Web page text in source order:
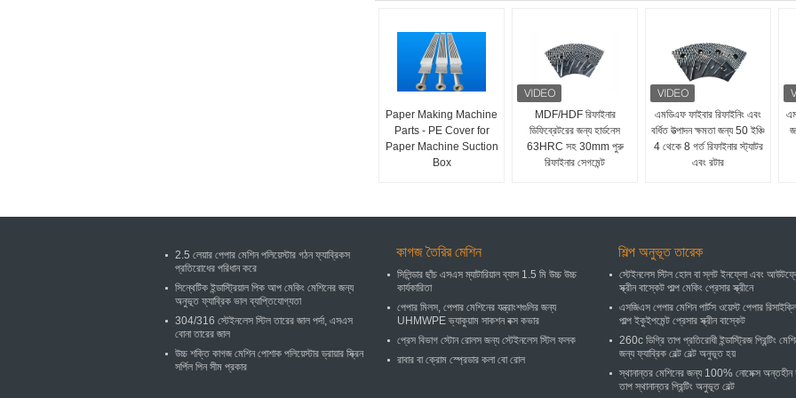
Paper Making Machine
Parts - PE Cover for
Paper Machine Suction
Box
MDF/HDF রিফাইনার
ডিফিব্রেটরের জন্য হার্ডনেস
63HRC সহ 30mm পুরু
রিফাইনার সেগমেন্ট
এমডিএফ ফাইবার রিফাইনিং এবং
বর্ধিত উত্পাদন ক্ষমতা জন্য 50 ইঞ্চি
4 থেকে 8 গর্ত রিফাইনার স্ট্যাটর
এবং রটার
2.5 লেয়ার পেপার মেশিন পলিয়েস্টার গঠন ফ্যাব্রিকস
প্রতিরোধের পরিধান করে
সিন্থেটিক ইন্ডাস্ট্রিয়াল পিক আপ মেকিং মেশিনের জন্য
অনুভূত ফ্যাব্রিক ভাল ব্যাপ্তিযোগ্যতা
304/316 স্টেইনলেস স্টিল তারের জাল পর্দা, এসএস
বোনা তারের জাল
উচ্চ শক্তি কাগজ মেশিন পোশাক পলিয়েস্টার ড্রায়ার স্ক্রিন
সর্পিল পিন সীম প্রকার
কাগজ তৈরির মেশিন
সিলিন্ডার ছাঁচ এসএস ম্যাটারিয়াল ব্যাস 1.5 মি উচ্চ উচ্চ
কার্যকারিতা
পেপার মিলস, পেপার মেশিনের যন্ত্রাংশগুলির জন্য
UHMWPE ভ্যাকুয়াম সাকশন বক্স কভার
প্রেস বিভাগ স্টোন রোলস জন্য স্টেইনলেস স্টিল ফলক
রাবার বা ক্রোম স্প্রেডার কলা বো রোল
শিল্প অনুভূত তারেক
স্টেইনলেস স্টিল হোল বা স্লট ইনফ্লো এবং
স্ক্রীন বাস্কেট পাল্প মেকিং প্রেসার স্ক্রীনে
এসজিএস পেপার মেশিন পার্টস ওয়েস্ট পেপার
পাল্প ইকুইপমেন্ট প্রেসার স্ক্রীন বাস্কেট
260c ডিগ্রি তাপ প্রতিরোধী ইন্ডাস্ট্রিজ প্রিন্টিং
জন্য ফ্যাব্রিক বেল্ট বেল্ট অনুভূত হয়
স্থানান্তর মেশিনের জন্য 100% নোমেক্স অন্তহীন
তাপ স্থানান্তর প্রিন্টিং অনুভূত বেল্ট